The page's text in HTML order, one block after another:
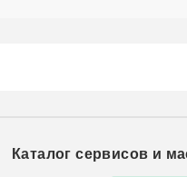
Каталог сервисов и